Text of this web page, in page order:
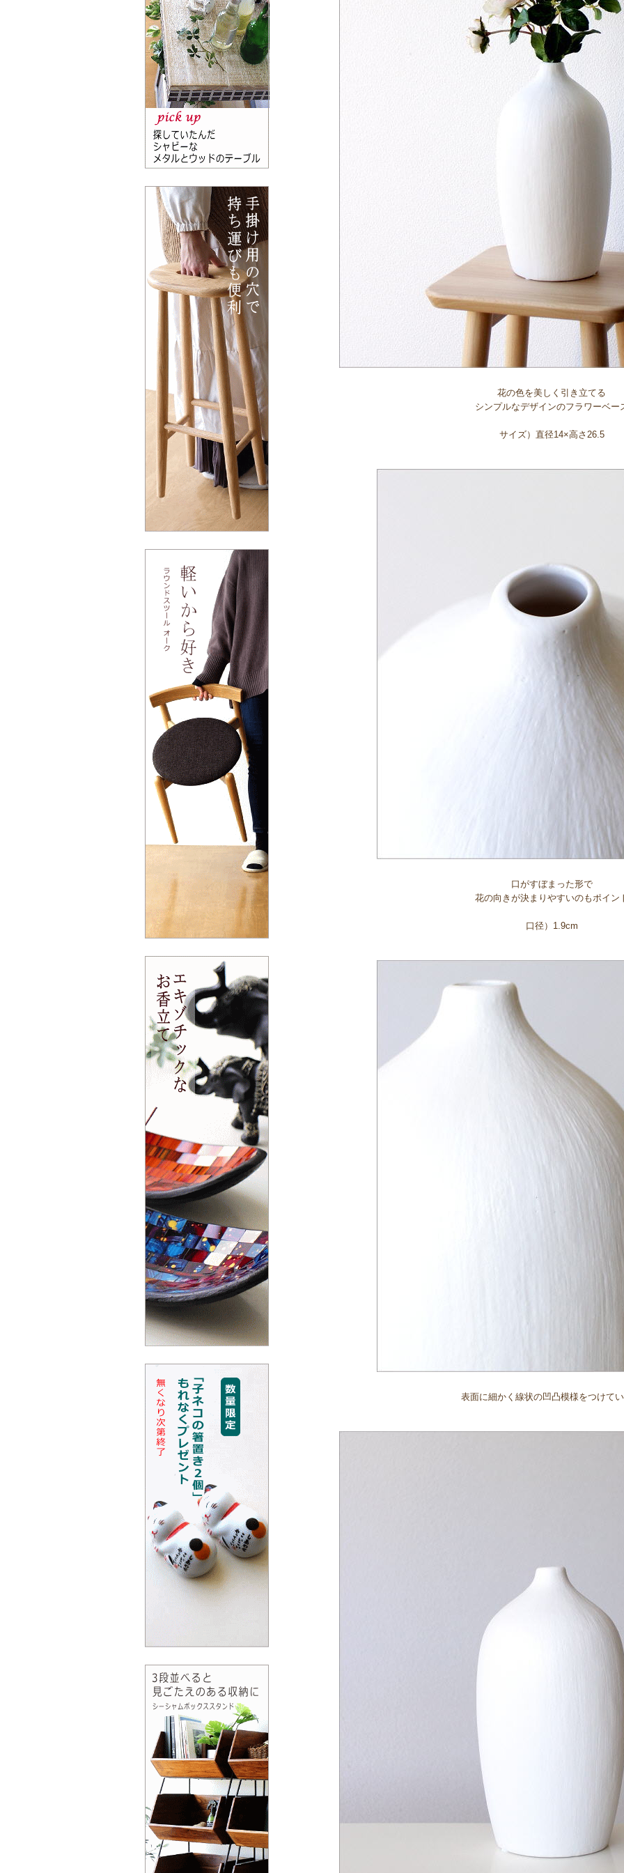
花の色を美しく引き立てる
シンプルなデザインのフラワーベー
サイズ）直径14×高さ26.5
口がすぼまった形で
花の向きが決まりやすいのもポイン
口径）1.9cm
表面に細かく線状の凹凸模様をつけて